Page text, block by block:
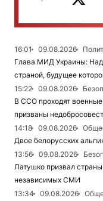
16:01 09.08.2026
Глава МИД Украины:
страной, будущее
15:22
09.08.2026
В ССО проходят
призваны
14:18
09.08.2026
Двое белорусских
13:56
09.08.2026
Латушко призвал
независимых СМИ
13:34
09.08.2026